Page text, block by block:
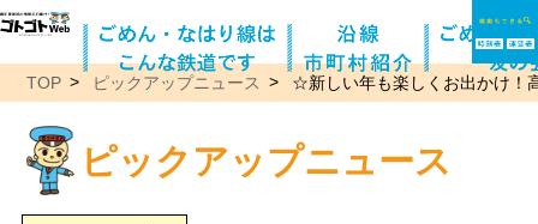
TOP ピックアップニュース ☆新しい年も楽しくお出かけ！
ピックアップニュース